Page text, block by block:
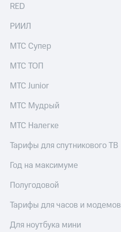
RED
РИИЛ
МТС Супер
МТС ТОП
МТС Junior
МТС Мудрый
МТС Налегке
Тарифы для спутникового ТВ
Год на максимуме
Полугодовой
Тарифы для часов и модемов
Для ноутбука мини